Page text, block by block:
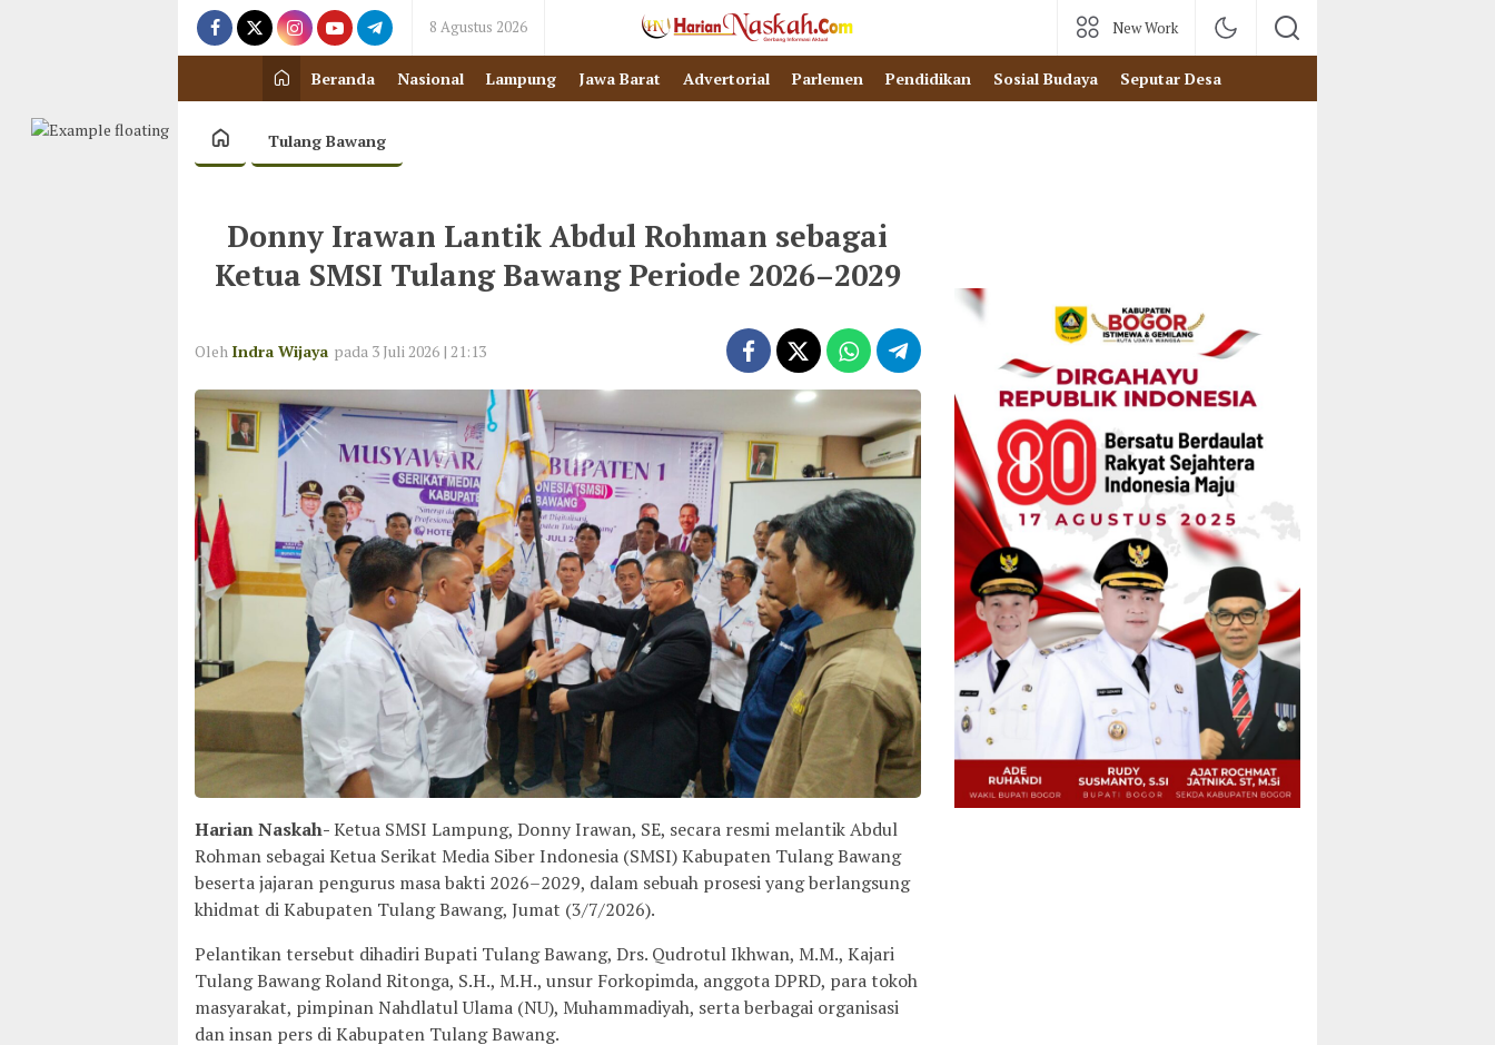
8 Agustus 2026 New Work
Beranda Nasional Lampung Jawa Barat Advertorial Parlemen Pendidikan Sosial Budaya Seputar Desa
Tulang Bawang
Donny Irawan Lantik Abdul Rohman sebagai
Ketua SMSI Tulang Bawang Periode 2026–2029
Oleh Indra Wijaya pada 3 Juli 2026 | 21:13
Harian Naskah-Ketua SMSI Lampung, Donny Irawan, SE, secara resmi melantik Abdul
Rohman sebagai Ketua Serikat Media Siber Indonesia (SMSI) Kabupaten Tulang Bawang
beserta jajaran pengurus masa bakti 2026–2029, dalam sebuah prosesi yang berlangsung
khidmat di Kabupaten Tulang Bawang, Jumat (3/7/2026).
Pelantikan tersebut dihadiri Bupati Tulang Bawang, Drs. Qudrotul Ikhwan, M.M., Kajari
Tulang Bawang Roland Ritonga, S.H., M.H., unsur Forkopimda, anggota DPRD, para tokoh
masyarakat, pimpinan Nahdlatul Ulama (NU), Muhammadiyah, serta berbagai organisasi
dan insan pers di Kabupaten Tulang Bawang.